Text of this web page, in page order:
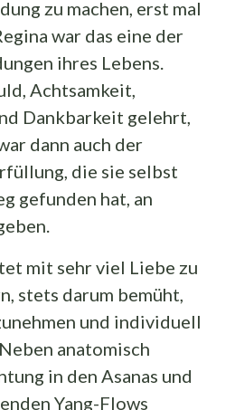
zu machen, erst mal
war das eine der
ihres Lebens.
Achtsamkeit,
Dankbarkeit gelehrt,
dann auch der
die sie selbst
gefunden hat, an
mit sehr viel Liebe zu
stets darum bemüht,
und individuell
anatomisch
in den Asanas und
Yang-Flows